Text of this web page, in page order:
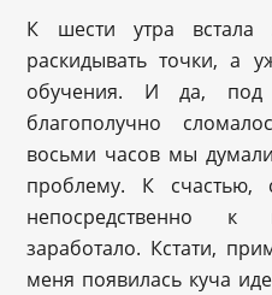
К шести утра встала
раскидывать точки, а
обучения. И да,
благополучно
восьми часов мы
проблему. К
непосредственно
заработало. Кстати,
меня появилась куча